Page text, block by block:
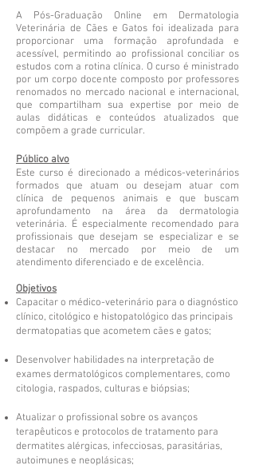
A Pós-Graduação Online em Dermatologia
Veterinária de Cães e Gatos foi idealizada para
proporcionar uma formação aprofundada e
acessível, permitindo ao profissional conciliar os
estudos com a rotina clínica. O curso é ministrado
por um corpo docente composto por professores
renomados no mercado nacional e internacional,
que compartilham sua expertise por meio de
aulas didáticas e conteúdos atualizados que
compõem a grade curricular.
Público alvo
Este curso é direcionado a médicos-veterinários
formados que atuam ou desejam atuar com
clínica de pequenos animais e que buscam
aprofundamento na área da dermatologia
veterinária. É especialmente recomendado para
profissionais que desejam se especializar e se
destacar no mercado por meio de um
atendimento diferenciado e de excelência.
Objetivos
Capacitar o médico-veterinário para o diagnóstico
clínico, citológico e histopatológico das principais
dermatopatias que acometem cães e gatos;
Desenvolver habilidades na interpretação de
exames dermatológicos complementares, como
citologia, raspados, culturas e biópsias;
Atualizar o profissional sobre os avanços
terapêuticos e protocolos de tratamento para
dermatites alérgicas, infecciosas, parasitárias,
autoimunes e neoplásicas;